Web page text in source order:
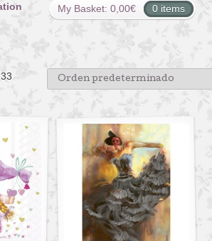
My Basket: 0,00€ 0 items